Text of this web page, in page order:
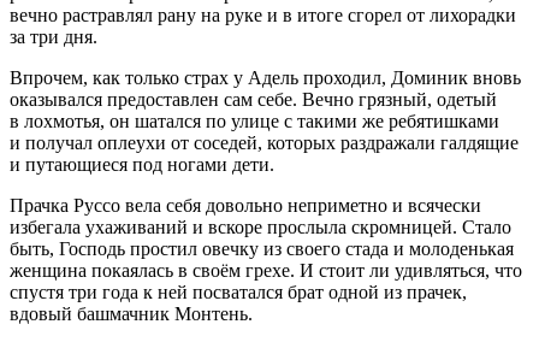
вечно растравлял рану на руке и в итоге сгорел от лихорадки
за три дня.
Впрочем, как только страх у Адель проходил, Доминик вновь
оказывался предоставлен сам себе. Вечно грязный, одетый
в лохмотья, он шатался по улице с такими же ребятишками
и получал оплеухи от соседей, которых раздражали галдящие
и путающиеся под ногами дети.
Прачка Руссо вела себя довольно неприметно и всячески
избегала ухаживаний и вскоре прослыла скромницей. Стало
быть, Господь простил овечку из своего стада и молоденькая
женщина покаялась в своём грехе. И стоит ли удивляться, что
спустя три года к ней посватался брат одной из прачек,
вдовый башмачник Монтень.